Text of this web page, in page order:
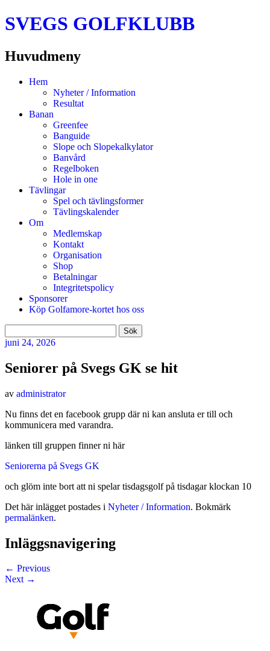
SVEGS GOLFKLUBB
Huvudmeny
HoppaHem
Nyheter / Information
Resultat
Banan
Greenfee
Banguide
Slope och Slopekalkylator
Banvård
Regelboken
Hole in one
Tävlingar
Spel och tävlingsformer
Tävlingskalender
Om
Medlemskap
Kontakt
Organisation
Shop
Betalningar
Integritetspolicy
Sponsorer
Köp Golfamore-kortet hos oss
efter:
juni 24, 2026
Seniorer på Svegs GK se hit
av administrator
Nu finns det en facebook grupp där ni kan ansluta er till och
kommunicera med varandra.
länken till gruppen finner ni här
Seniorerna på Svegs GK
och glöm inte bort att ni spelar tisdagsgolf på tisdagar klockan 10
Det här inlägget postades i Nyheter / Information. Bokmärk
permalänken.
Inläggsnavigering
← Previous
Next →